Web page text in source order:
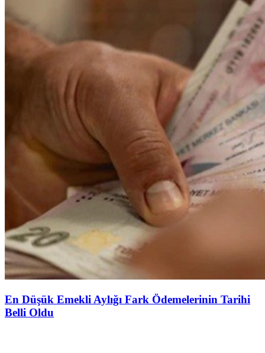
En Düşük Emekli Aylığı Fark Ödemelerinin Tarihi
Belli Oldu